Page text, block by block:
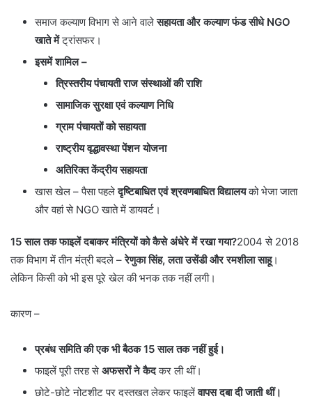
समाज कल्याण विभाग से आने वालेसहायता और कल्याण फंड सीधे NGO
खाते मेंट्रांसफर।
इसमें शामिल –
त्रिस्तरीय पंचायती राज संस्थाओं की राशि
सामाजिक सुरक्षा एवं कल्याण निधि
ग्राम पंचायतों को सहायता
राष्ट्रीय वृद्धावस्था पेंशन योजना
अतिरिक्त केंद्रीय सहायता
खास खेल – पैसा पहलेदृष्टिबाधित एवं श्रवणबाधित विद्यालयको भेजा जाता
और वहां से NGO खाते में डायवर्ट।
15 साल तक फाइलें दबाकर मंत्रियों को कैसे अंधेरे में रखा गया?2004 से 2018
तक विभाग में तीन मंत्री बदले –रेणुका सिंह, लता उसेंडी और रमशीला साहू।
लेकिन किसी को भी इस पूरे खेल की भनक तक नहीं लगी।
कारण –
प्रबंध समिति की एक भी बैठक 15 साल तक नहीं हुई।
फाइलें पूरी तरह सेअफसरों ने कैदकर ली थीं।
छोटे-छोटे नोटशीट पर दस्तखत लेकर फाइलेंवापस दबा दी जाती थीं।